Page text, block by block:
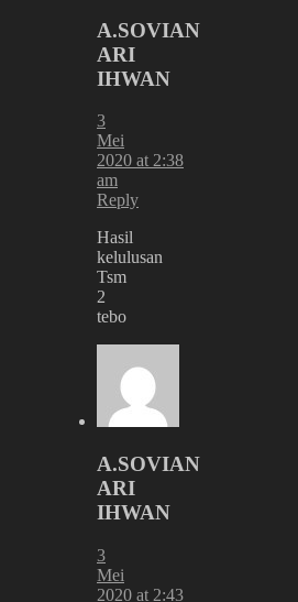
A.SOVIAN
ARI
IHWAN
3
Mei
2020 at 2:38
am
Reply
Hasil
kelulusan
Tsm
2
tebo
A.SOVIAN
ARI
IHWAN
3
Mei
2020 at 2:43